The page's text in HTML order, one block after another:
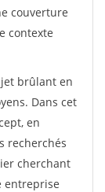
couverture
contexte
brûlant en
Dans cet
en
recherchés
cherchant
entreprise